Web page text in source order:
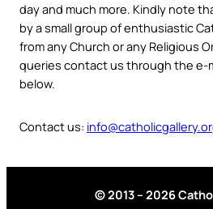
day and much more. Kindly note
by a small group of enthusiastic
from any Church or any Religious
queries contact us through the e-
below.
Contact us:
© 2013 – 2026